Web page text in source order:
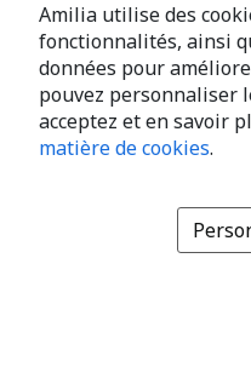
Amilia utilise des
fonctionnalités, ainsi
données pour
pouvez personnaliser
acceptez et en savoir
matière de cookies.